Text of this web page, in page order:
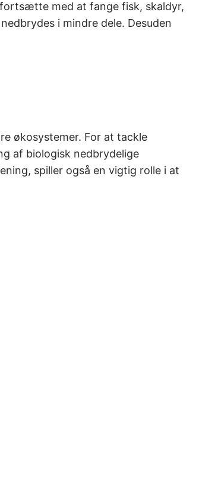
med at fange fisk, skaldyr,
i mindre dele. Desuden
økosystemer. For at tackle
af biologisk nedbrydelige
spiller også en vigtig rolle i at